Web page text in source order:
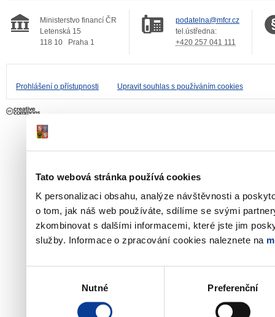
Tato webová stránka používá cookies
K personalizaci obsahu, analýze návštěvnosti a
o tom, jak náš web používáte, sdílíme se svými
zkombinovat s dalšími informacemi, které jste jim
služby. Informace o zpracování cookies naleznete na
Nutné Preferenční
Ministerstvo financí ČR
Letenská 15
118 10
Praha 1
podatelna@mfcr.cz
tel.ústředna:
+420 257 041 111
Prohlášení o přístupnosti Upravit souhlas s používáním cookies